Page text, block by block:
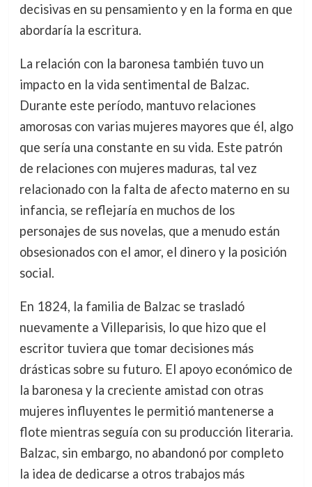
decisivas en su pensamiento y en la forma en que
abordaría la escritura.
La relación con la baronesa también tuvo un
impacto en la vida sentimental de Balzac.
Durante este período, mantuvo relaciones
amorosas con varias mujeres mayores que él, algo
que sería una constante en su vida. Este patrón
de relaciones con mujeres maduras, tal vez
relacionado con la falta de afecto materno en su
infancia, se reflejaría en muchos de los
personajes de sus novelas, que a menudo están
obsesionados con el amor, el dinero y la posición
social.
En 1824, la familia de Balzac se trasladó
nuevamente a Villeparisis, lo que hizo que el
escritor tuviera que tomar decisiones más
drásticas sobre su futuro. El apoyo económico de
la baronesa y la creciente amistad con otras
mujeres influyentes le permitió mantenerse a
flote mientras seguía con su producción literaria.
Balzac, sin embargo, no abandonó por completo
la idea de dedicarse a otros trabajos más